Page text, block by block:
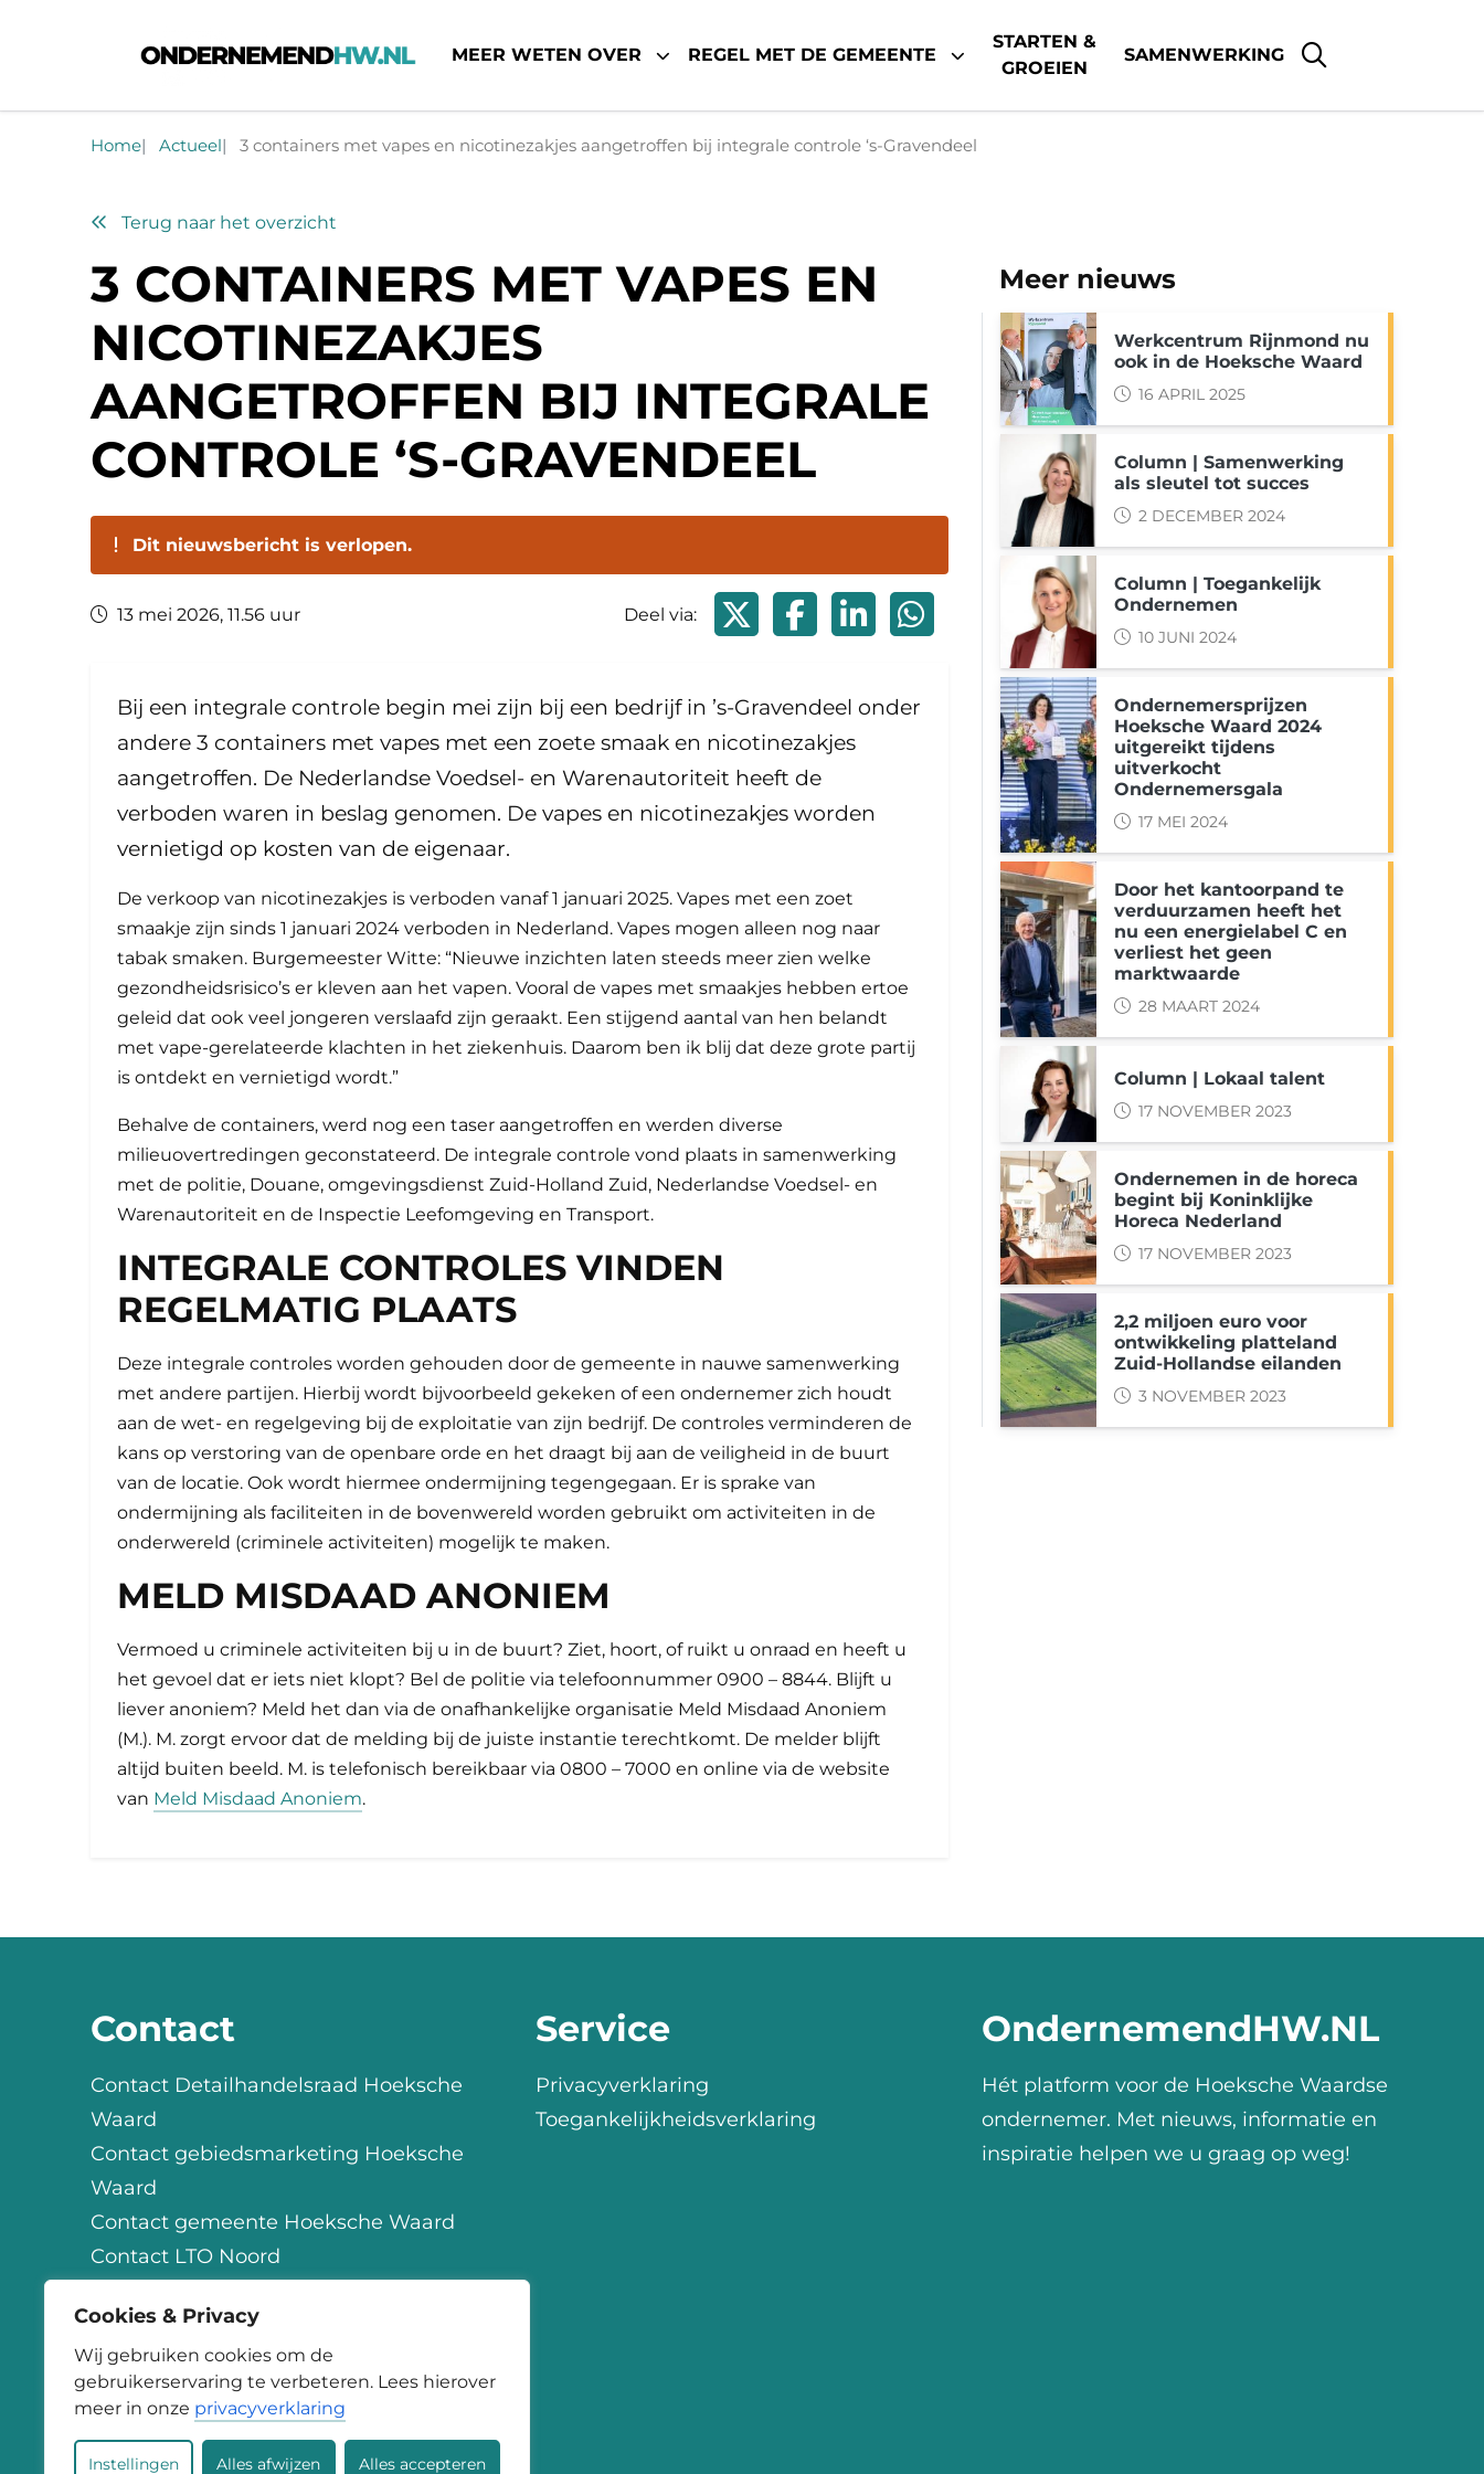
Cookies & Privacy
Wij gebruiken cookies om de
gebruikerservaring te verbeteren. Lees hierover
meer in onze privacyverklaring
Instellingen Alles afwijzen Alles accepteren
MEER WETEN OVER REGEL MET DE GEMEENTE
STARTEN &
GROEIEN
SAMENWERKING
Home Actueel 3 containers met vapes en nicotinezakjes aangetroffen bij integrale controle ‘s-Gravendeel
Terug naar het overzicht
3 CONTAINERS MET VAPES EN
NICOTINEZAKJES
AANGETROFFEN BIJ INTEGRALE
CONTROLE ‘S-GRAVENDEEL
Dit nieuwsbericht is verlopen.
13 mei 2026, 11.56 uur Deel via: Deel via XDeel via Facebook
Deel via LinkedIn
Deel via WhatsApp
Bij een integrale controle begin mei zijn bij een bedrijf in ’s-Gravendeel onder
andere 3 containers met vapes met een zoete smaak en nicotinezakjes
aangetroffen. De Nederlandse Voedsel- en Warenautoriteit heeft de
verboden waren in beslag genomen. De vapes en nicotinezakjes worden
vernietigd op kosten van de eigenaar.
De verkoop van nicotinezakjes is verboden vanaf 1 januari 2025. Vapes met een zoet
smaakje zijn sinds 1 januari 2024 verboden in Nederland. Vapes mogen alleen nog naar
tabak smaken. Burgemeester Witte: “Nieuwe inzichten laten steeds meer zien welke
gezondheidsrisico’s er kleven aan het vapen. Vooral de vapes met smaakjes hebben ertoe
geleid dat ook veel jongeren verslaafd zijn geraakt. Een stijgend aantal van hen belandt
met vape-gerelateerde klachten in het ziekenhuis. Daarom ben ik blij dat deze grote partij
is ontdekt en vernietigd wordt.”
Behalve de containers, werd nog een taser aangetroffen en werden diverse
milieuovertredingen geconstateerd. De integrale controle vond plaats in samenwerking
met de politie, Douane, omgevingsdienst Zuid-Holland Zuid, Nederlandse Voedsel- en
Warenautoriteit en de Inspectie Leefomgeving en Transport.
INTEGRALE CONTROLES VINDEN
REGELMATIG PLAATS
Deze integrale controles worden gehouden door de gemeente in nauwe samenwerking
met andere partijen. Hierbij wordt bijvoorbeeld gekeken of een ondernemer zich houdt
aan de wet- en regelgeving bij de exploitatie van zijn bedrijf. De controles verminderen de
kans op verstoring van de openbare orde en het draagt bij aan de veiligheid in de buurt
van de locatie. Ook wordt hiermee ondermijning tegengegaan. Er is sprake van
ondermijning als faciliteiten in de bovenwereld worden gebruikt om activiteiten in de
onderwereld (criminele activiteiten) mogelijk te maken.
MELD MISDAAD ANONIEM
Vermoed u criminele activiteiten bij u in de buurt? Ziet, hoort, of ruikt u onraad en heeft u
het gevoel dat er iets niet klopt? Bel de politie via telefoonnummer 0900 – 8844. Blijft u
liever anoniem? Meld het dan via de onafhankelijke organisatie Meld Misdaad Anoniem
(M.). M. zorgt ervoor dat de melding bij de juiste instantie terechtkomt. De melder blijft
altijd buiten beeld. M. is telefonisch bereikbaar via 0800 – 7000 en online via de website
van Meld Misdaad Anoniem.
Meer nieuws
Werkcentrum Rijnmond nu
ook in de Hoeksche Waard
16 APRIL 2025
Column | Samenwerking
als sleutel tot succes
2 DECEMBER 2024
Column | Toegankelijk
Ondernemen
10 JUNI 2024
Ondernemersprijzen
Hoeksche Waard 2024
uitgereikt tijdens
uitverkocht
Ondernemersgala
17 MEI 2024
Door het kantoorpand te
verduurzamen heeft het
nu een energielabel C en
verliest het geen
marktwaarde
28 MAART 2024
Column | Lokaal talent
17 NOVEMBER 2023
Ondernemen in de horeca
begint bij Koninklijke
Horeca Nederland
17 NOVEMBER 2023
2,2 miljoen euro voor
ontwikkeling platteland
Zuid-Hollandse eilanden
3 NOVEMBER 2023
Contact
Contact Detailhandelsraad Hoeksche
Waard
Contact gebiedsmarketing Hoeksche
Waard
Contact gemeente Hoeksche Waard
Contact LTO Noord
Contact StartSmart
Service
Privacyverklaring
Toegankelijkheidsverklaring
OndernemendHW.NL
Hét platform voor de Hoeksche Waardse
ondernemer. Met nieuws, informatie en
inspiratie helpen we u graag op weg!